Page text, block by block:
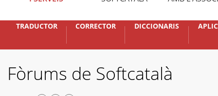
TRADUCTOR CORRECTOR DICCIONARIS
Fòrums de Softcatalà